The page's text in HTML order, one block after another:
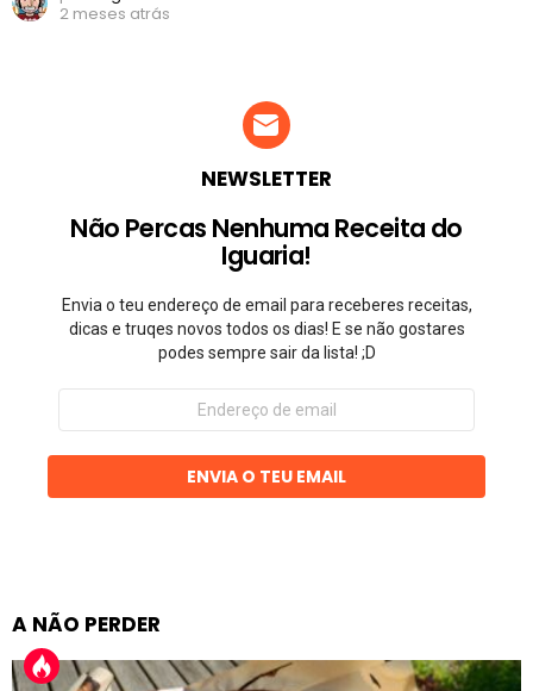
2 meses atrás
NEWSLETTER
Não Percas Nenhuma Receita do
Iguaria!
Envia o teu endereço de email para receberes receitas,
dicas e truqes novos todos os dias! E se não gostares
podes sempre sair da lista! ;D
Endereço
email
ENVIA O TEU EMAIL
A NÃO PERDER